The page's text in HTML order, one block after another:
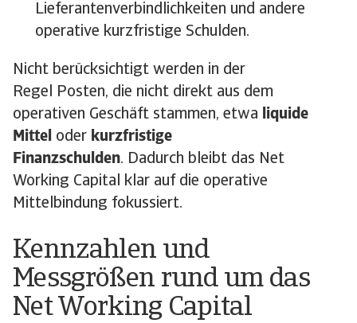
Lieferantenverbindlichkeiten und andere
operative kurzfristige Schulden.
Nicht berücksichtigt werden in der
Regel Posten, die nicht direkt aus dem
operativen Geschäft stammen, etwa liquide
Mittel oder kurzfristige
Finanzschulden. Dadurch bleibt das Net
Working Capital klar auf die operative
Mittelbindung fokussiert.
Kennzahlen und
Messgrößen rund um das
Net Working Capital